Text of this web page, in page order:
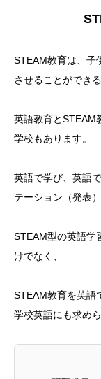
STEAM教育は、子
させることができ
英語教育とSTEAM
学校もあります。
英語で学び、英語
テーション（発表
STEAM型の英語学
けでなく、
STEAM教育を英語
学校英語にも求め